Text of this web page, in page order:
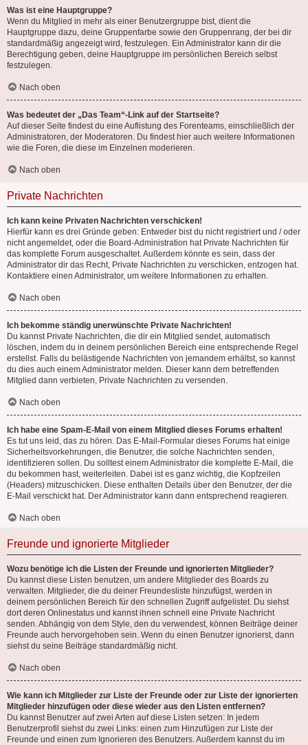
Was ist eine Hauptgruppe?
Wenn du Mitglied in mehr als einer Benutzergruppe bist, dient die
Hauptgruppe dazu, deine Gruppenfarbe sowie den Gruppenrang, der bei dir
standardmäßig angezeigt wird, festzulegen. Ein Administrator kann dir die
Berechtigung geben, deine Hauptgruppe im persönlichen Bereich selbst
festzulegen.
Nach oben
Was bedeutet der „Das Team“-Link auf der Startseite?
Auf dieser Seite findest du eine Auflistung des Forenteams, einschließlich der
Administratoren, der Moderatoren. Du findest hier auch weitere Informationen
wie die Foren, die diese im Einzelnen moderieren.
Nach oben
Private Nachrichten
Ich kann keine Privaten Nachrichten verschicken!
Hierfür kann es drei Gründe geben: Entweder bist du nicht registriert und / oder
nicht angemeldet, oder die Board-Administration hat Private Nachrichten für
das komplette Forum ausgeschaltet. Außerdem könnte es sein, dass der
Administrator dir das Recht, Private Nachrichten zu verschicken, entzogen hat.
Kontaktiere einen Administrator, um weitere Informationen zu erhalten.
Nach oben
Ich bekomme ständig unerwünschte Private Nachrichten!
Du kannst Private Nachrichten, die dir ein Mitglied sendet, automatisch
löschen, indem du in deinem persönlichen Bereich eine entsprechende Regel
erstellst. Falls du belästigende Nachrichten von jemandem erhältst, so kannst
du dies auch einem Administrator melden. Dieser kann dem betreffenden
Mitglied dann verbieten, Private Nachrichten zu versenden.
Nach oben
Ich habe eine Spam-E-Mail von einem Mitglied dieses Forums erhalten!
Es tut uns leid, das zu hören. Das E-Mail-Formular dieses Forums hat einige
Sicherheitsvorkehrungen, die Benutzer, die solche Nachrichten senden,
identifizieren sollen. Du solltest einem Administrator die komplette E-Mail, die
du bekommen hast, weiterleiten. Dabei ist es ganz wichtig, die Kopfzeilen
(Headers) mitzuschicken. Diese enthalten Details über den Benutzer, der die
E-Mail verschickt hat. Der Administrator kann dann entsprechend reagieren.
Nach oben
Freunde und ignorierte Mitglieder
Wozu benötige ich die Listen der Freunde und ignorierten Mitglieder?
Du kannst diese Listen benutzen, um andere Mitglieder des Boards zu
verwalten. Mitglieder, die du deiner Freundesliste hinzufügst, werden in
deinem persönlichen Bereich für den schnellen Zugriff aufgelistet. Du siehst
dort deren Onlinestatus und kannst ihnen schnell eine Private Nachricht
senden. Abhängig von dem Style, den du verwendest, können Beiträge deiner
Freunde auch hervorgehoben sein. Wenn du einen Benutzer ignorierst, dann
siehst du seine Beiträge standardmäßig nicht.
Nach oben
Wie kann ich Mitglieder zur Liste der Freunde oder zur Liste der ignorierten
Mitglieder hinzufügen oder diese wieder aus den Listen entfernen?
Du kannst Benutzer auf zwei Arten auf diese Listen setzen: In jedem
Benutzerprofil siehst du zwei Links: einen zum Hinzufügen zur Liste der
Freunde und einen zum Ignorieren des Benutzers. Außerdem kannst du im